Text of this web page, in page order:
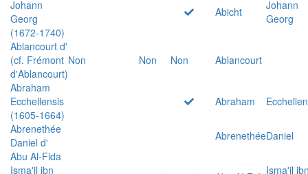
Johann
Georg
(1672-1740)
Abicht
Johann
Georg
Ablancourt d'
(cf. Frémont
d'Ablancourt)
Non Non Non
Ablancourt
Abraham
Ecchellensis
(1605-1664)
Abraham
Abrenethée
Daniel d'
AbrenethéeDaniel
Abu Al-Fida
Isma'il ibn
Isma'il